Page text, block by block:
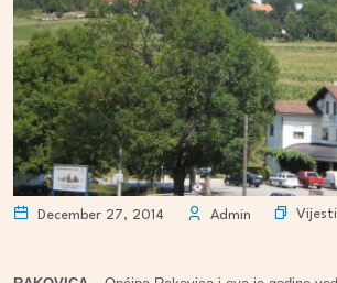
December 27, 2014 Admin Vijesti